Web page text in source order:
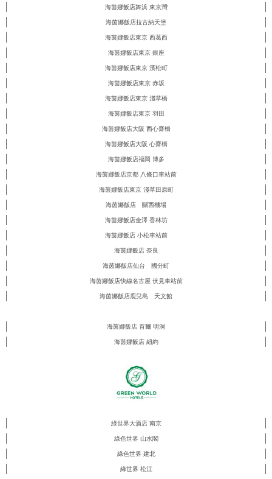
海茵娜飯店舞浜 東京灣
海茵娜飯店拉古納天堡
海茵娜飯店東京 西葛西
海茵娜飯店東京 銀座
海茵娜飯店東京 濱松町
海茵娜飯店東京 赤坂
海茵娜飯店東京 淺草橋
海茵娜飯店東京 羽田
海茵娜飯店大阪 西心齋橋
海茵娜飯店大阪 心齋橋
海茵娜飯店福岡 博多
海茵娜飯店京都 八條口車站前
海茵娜飯店東京 淺草田原町
海茵娜飯店 關西機場
海茵娜飯店金澤 香林坊
海茵娜飯店 小松車站前
海茵娜飯店 奈良
海茵娜飯店仙台 國分町
海茵娜飯店快線名古屋 伏見車站前
海茵娜飯店鹿兒島 天文館
海茵娜飯店 首爾 明洞
海茵娜飯店 紐約
綠世界大酒店 南京
綠色世界 山水閣
綠色世界 建北
綠世界 松江